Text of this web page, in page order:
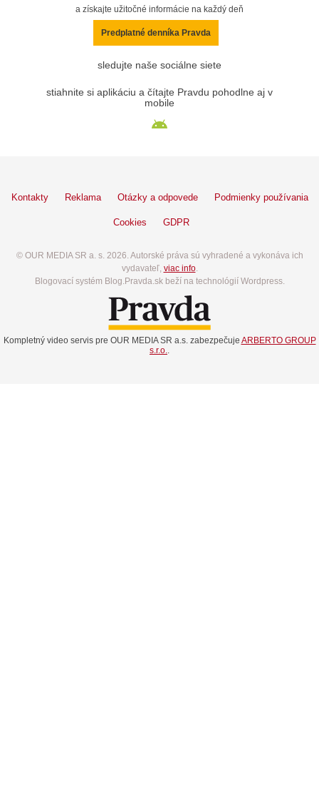
a získajte užitočné informácie na každý deň
Predplatné denníka Pravda
sledujte naše sociálne siete
stiahnite si aplikáciu a čítajte Pravdu pohodlne aj v
mobile
Kontakty Reklama Otázky a odpovede Podmienky používania
Cookies GDPR
© OUR MEDIA SR a. s. 2026. Autorské práva sú vyhradené a vykonáva ich
vydavateľ, viac info.
Blogovací systém Blog.Pravda.sk beží na technológií Wordpress.
Kompletný video servis pre OUR MEDIA SR a.s. zabezpečuje ARBERTO GROUP
s.r.o.